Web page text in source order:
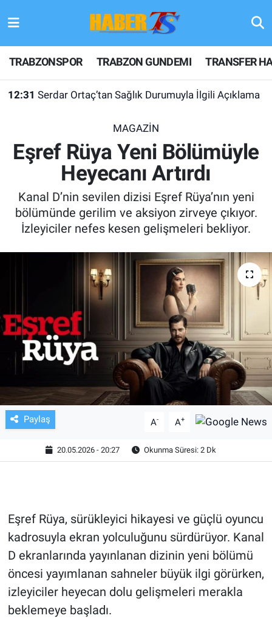
TRABZONSPOR TRABZON GUNDEMI TRANSFER
12:31 Serdar Ortaç’tan Sağlık Durumuyla İlgili Açıklama
MAGAZİN
Eşref Rüya Yeni Bölümüyle
Heyecanı Artırdı
Kanal D’nin sevilen dizisi Eşref Rüya’nın yeni
bölümünde gerilim ve aksiyon zirveye çıkıyor.
İzleyiciler nefes kesen gelişmeleri bekliyor.
Paylaş A- A+
20.05.2026 - 20:27 Okunma Süresi: 2 Dk
Eşref Rüya, sürükleyici hikayesi ve güçlü oyuncu
kadrosuyla ekran yolculuğunu sürdürüyor. Kanal
D ekranlarında yayınlanan dizinin yeni bölümü
öncesi yayımlanan sahneler büyük ilgi görürken,
izleyiciler heyecan dolu gelişmeleri merakla
beklemeye başladı.
TRABZONSPOR
TRABZON GUNDEMI
KULİS MEYDANI
1461 TRABZON
FUTBOL
ALT LIGLER
TV VE SİNEMA
BASKETBOL
SAĞLIK
GENEL
KÜLTÜR SANAT
ASAYİŞ
EĞİTİM
ÇEVRE
HABERDE İNSAN
POLİTİKA
Hava Durumu
Trafik Durumu
Son Dakika Haberleri
Haber Arşivi